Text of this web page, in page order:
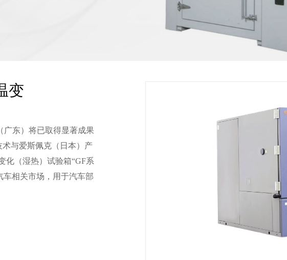
变
广东）将已取得显著成果
与爱斯佩克（日本）产
化（湿热）试验箱“GF系
车相关市场，用于汽车部